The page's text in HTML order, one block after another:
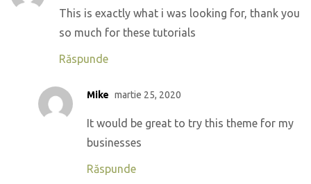
This is exactly what i was looking for, thank you
so much for these tutorials
Răspunde
Mike martie 25, 2020
It would be great to try this theme for my
businesses
Răspunde